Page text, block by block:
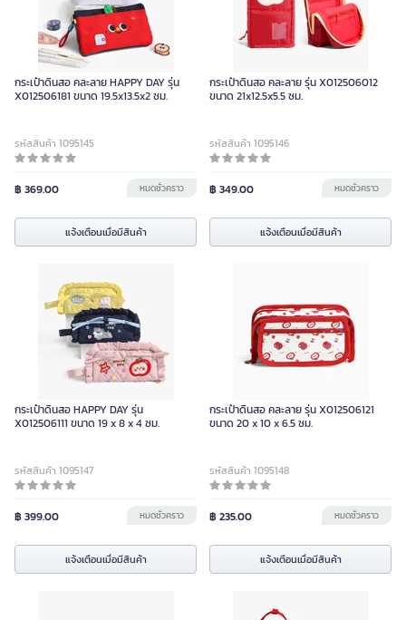
กระเป๋าดินสอ คละลาย HAPPY DAY รุ่น
X012506181 ขนาด 19.5x13.5x2 ซม.
รหัสสินค้า 1095145
฿ 369.00 หมดชั่วคราว
แจ้งเตือนเมื่อมีสินค้า
กระเป๋าดินสอ คละลาย รุ่น X012506012
ขนาด 21x12.5x5.5 ซม.
รหัสสินค้า 1095146
฿ 349.00 หมดชั่วคราว
แจ้งเตือนเมื่อมีสินค้า
กระเป๋าดินสอ HAPPY DAY รุ่น
X012506111 ขนาด 19 x 8 x 4 ซม.
รหัสสินค้า 1095147
฿ 399.00 หมดชั่วคราว
แจ้งเตือนเมื่อมีสินค้า
กระเป๋าดินสอ คละลาย รุ่น X012506121
ขนาด 20 x 10 x 6.5 ซม.
รหัสสินค้า 1095148
฿ 235.00 หมดชั่วคราว
แจ้งเตือนเมื่อมีสินค้า